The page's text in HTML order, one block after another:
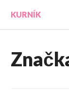
obsah
KURNÍK